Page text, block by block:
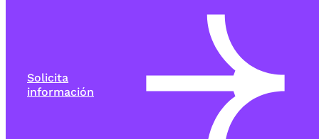
Solicita
información